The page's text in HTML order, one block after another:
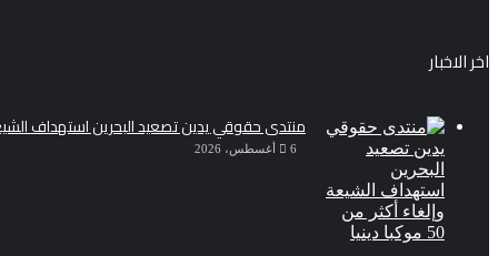
اخر الاخبار
منتدى حقوقي يدين تصعيد البحرين استهداف الشيعة وإلغاء
6 أغسطس، 2026